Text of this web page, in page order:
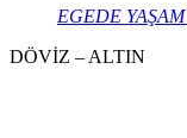
EGEDE YAŞAM
DÖVİZ – ALTIN